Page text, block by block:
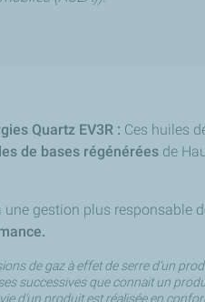
Quartz EV3R : Ces huiles
de bases régénérées de
une gestion plus responsable
de gaz à effet de serre d’un
successives que connait un
vie d’un produit est réalisée en